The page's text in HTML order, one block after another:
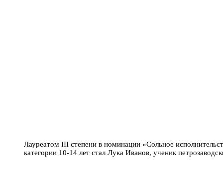
Лауреатом III степени в номинации «Сольное
категории 10-14 лет стал Лука Иванов, ученик